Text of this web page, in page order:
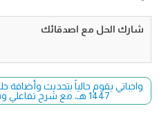
شارك الحل مع اصدقائك
واجباتي يقوم حالياً بتحديث وأضافة
1447 هـ، مع شرح تفاعلي ونماذج اختبارات حصرية.